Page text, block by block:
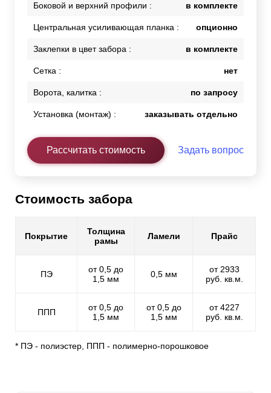
Боковой и верхний профили : в комплекте
Центральная усиливающая планка : опционно
Заклепки в цвет забора : в комплекте
Сетка : нет
Ворота, калитка : по запросу
Установка (монтаж) : заказывать отдельно
Рассчитать стоимость Задать вопрос
Стоимость забора
Покрытие
Толщина
рамы
Ламели Прайс
ПЭ
от 0,5 до
1,5 мм
0,5 мм
от 2933
руб. кв.м.
ППП
от 0,5 до
1,5 мм
от 0,5 до
1,5 мм
от 4227
руб. кв.м.
* ПЭ - полиэстер, ППП - полимерно-порошковое